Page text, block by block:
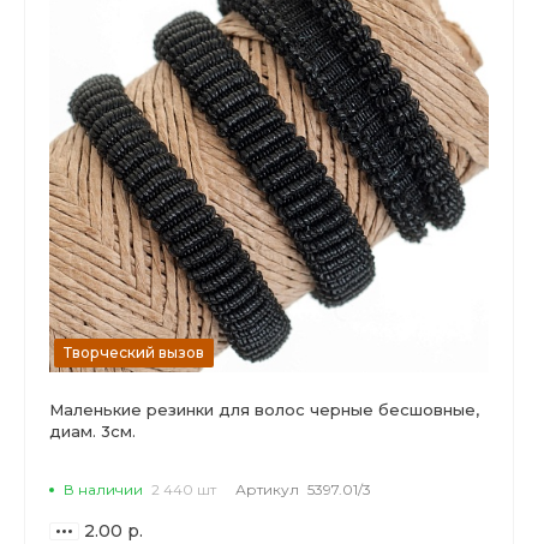
Творческий вызов
Маленькие резинки для волос черные бесшовные,
диам. 3см.
В наличии 2 440 шт Артикул 5397.01/3
2.00 р.